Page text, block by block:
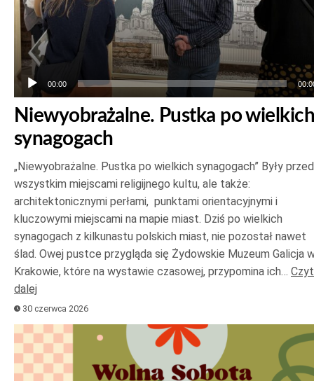
00:00
Niewyobrażalne. Pustka po wielkich
synagogach
„Niewyobrażalne. Pustka po wielkich synagogach” Były
wszystkim miejscami religijnego kultu, ale także:
architektonicznymi perłami, punktami orientacyjnymi i
kluczowymi miejscami na mapie miast. Dziś po wielkich
synagogach z kilkunastu polskich miast, nie pozostał nawet
ślad. Owej pustce przygląda się Żydowskie Muzeum Galicja
Krakowie, które na wystawie czasowej, przypomina ich…
dalej
30 czerwca 2026
Odtwarzacz
plików
dźwiękowych